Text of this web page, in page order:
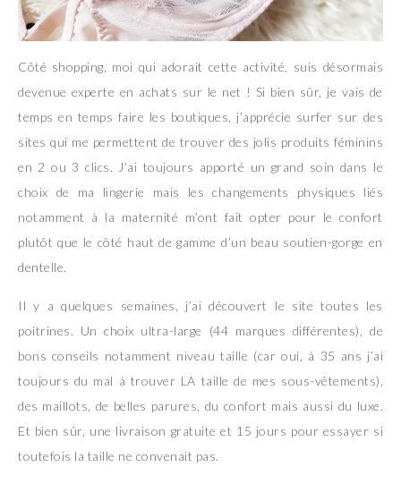
Côté shopping, moi qui adorait cette activité, suis désormais
devenue experte en achats sur le net ! Si bien sûr, je vais de
temps en temps faire les boutiques, j’apprécie surfer sur des
sites qui me permettent de trouver des jolis produits féminins
en 2 ou 3 clics. J’ai toujours apporté un grand soin dans le
choix de ma lingerie mais les changements physiques liés
notamment à la maternité m’ont fait opter pour le confort
plutôt que le côté haut de gamme d’un beau soutien-gorge en
dentelle.
Il y a quelques semaines, j’ai découvert le site toutes les
poitrines. Un choix ultra-large (44 marques différentes), de
bons conseils notamment niveau taille (car oui, à 35 ans j’ai
toujours du mal à trouver LA taille de mes sous-vêtements),
des maillots, de belles parures, du confort mais aussi du luxe.
Et bien sûr, une livraison gratuite et 15 jours pour essayer si
toutefois la taille ne convenait pas.